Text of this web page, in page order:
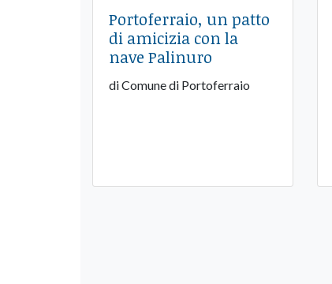
Portoferraio, un patto
di amicizia con la
nave Palinuro
di Comune di Portoferraio